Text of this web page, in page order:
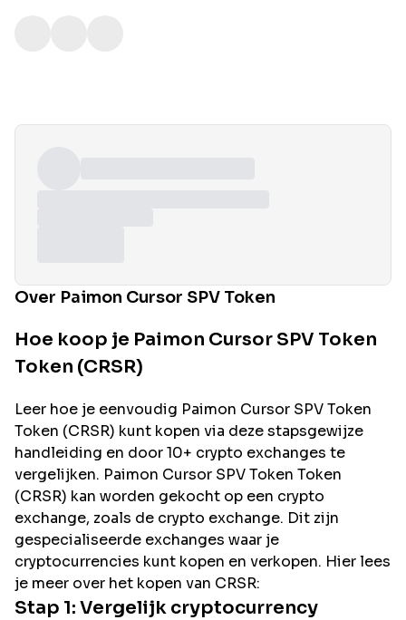
Over Paimon Cursor SPV Token
Hoe koop je Paimon Cursor SPV Token
Token (CRSR)
Leer hoe je eenvoudig Paimon Cursor SPV Token
Token (CRSR) kunt kopen via deze stapsgewijze
handleiding en door 10+ crypto exchanges te
vergelijken. Paimon Cursor SPV Token Token
(CRSR) kan worden gekocht op een crypto
exchange, zoals de crypto exchange. Dit zijn
gespecialiseerde exchanges waar je
cryptocurrencies kunt kopen en verkopen. Hier lees
je meer over het kopen van CRSR:
Stap 1: Vergelijk cryptocurrency